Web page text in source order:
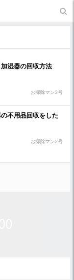
湿器の回収方法
お掃除マン3号
不用品回収をした
お掃除マン2号